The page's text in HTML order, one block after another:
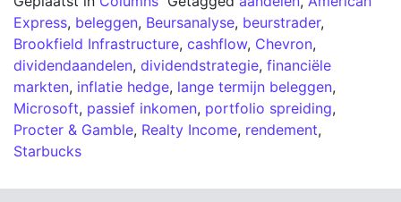
Express, beleggen, Beursanalyse, beurstrader,
Brookfield Infrastructure, cashflow, Chevron,
dividendaandelen, dividendstrategie, financiële
markten, inflatie hedge, lange termijn beleggen,
Microsoft, passief inkomen, portfolio spreiding,
Procter & Gamble, Realty Income, rendement,
Starbucks